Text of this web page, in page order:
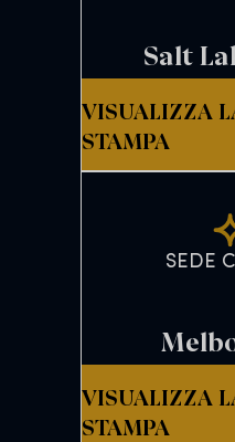
Salt
VISUALIZZA
STAMPA
SEDE
VISUALIZZA
STAMPA